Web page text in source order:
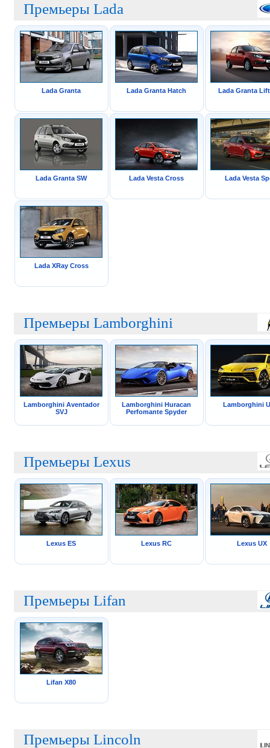
Премьеры Lada
Lada Granta Lada Granta Hatch Lada Granta
Lada Granta SW Lada Vesta Cross Lada Vesta
Lada XRay Cross
Премьеры Lamborghini
Lamborghini Aventador
SVJ
Lamborghini Huracan
Perfomante Spyder
Lamborghini
Премьеры Lexus
Lexus ES Lexus RC Lexus UX
Премьеры Lifan
Lifan X80
Премьеры Lincoln